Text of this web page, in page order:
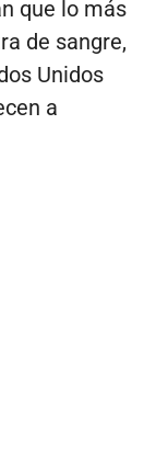
que lo más
de sangre,
Unidos
a